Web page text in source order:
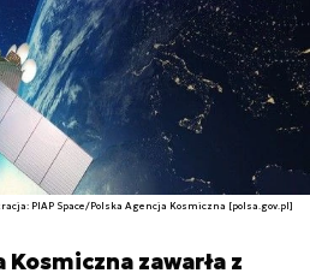
PIAP Space/Polska Agencja Kosmiczna [polsa.gov.pl]
zawarła z